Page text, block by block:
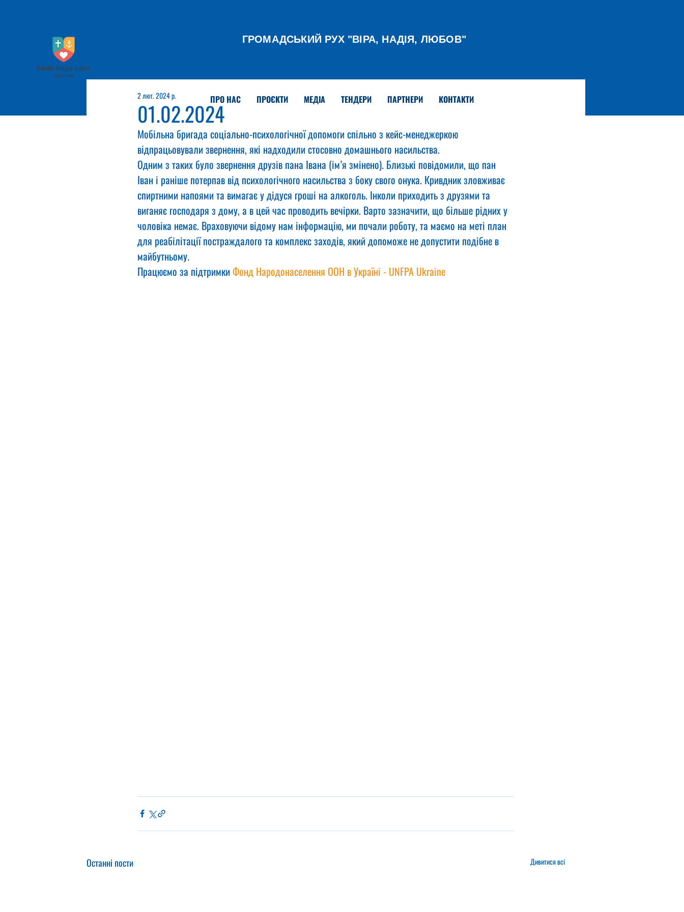
ГРОМАДСЬКИЙ РУХ "ВІРА, НАДІЯ, ЛЮБОВ"
ПРО НАС ПРОЄКТИ МЕДІА ТЕНДЕРИ ПАРТНЕРИ КОНТАКТИ
01.02.2024
2 лют. 2024 р.
Мобільна бригада соціально-психологічної допомоги спільно з кейс-менеджеркою
відпрацьовували звернення, які надходили стосовно домашнього насильства.
Одним з таких було звернення друзів пана Івана (ім’я змінено). Близькі повідомили, що пан
Іван і раніше потерпав від психологічного насильства з боку свого онука. Кривдник зловживає
спиртними напоями та вимагає у дідуся гроші на алкоголь. Інколи приходить з друзями та
виганяє господаря з дому, а в цей час проводить вечірки. Варто зазначити, що більше рідних у
чоловіка немає. Враховуючи відому нам інформацію, ми почали роботу, та маємо на меті план
для реабілітації постраждалого та комплекс заходів, який допоможе не допустити подібне в
майбутньому.
Працюємо за підтримки Фонд Народонаселення ООН в Україні - UNFPA Ukraine
Останні пости Дивитися всі